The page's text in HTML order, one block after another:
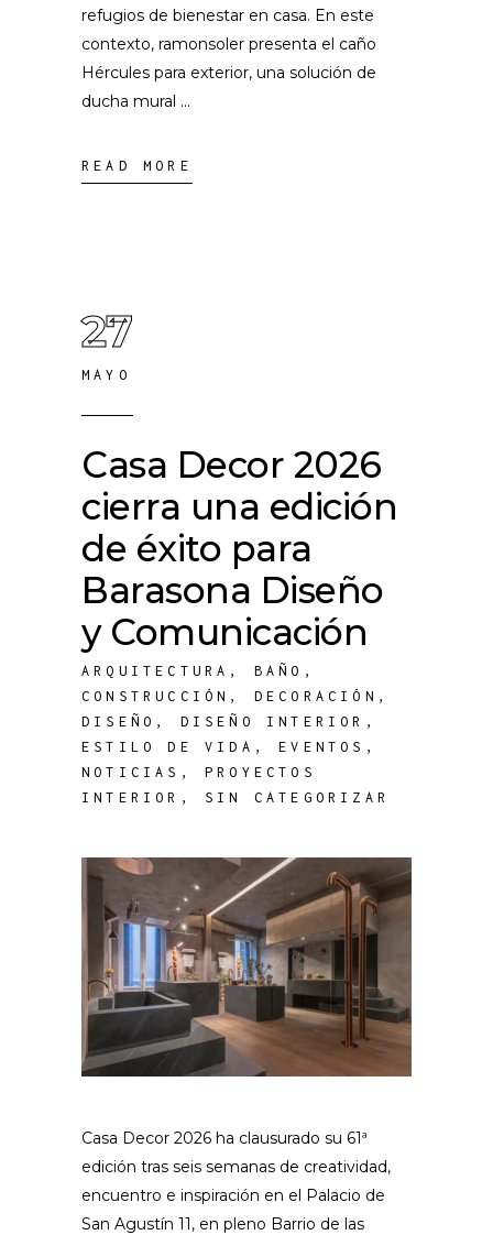
refugios de bienestar en casa. En este
contexto, ramonsoler presenta el caño
Hércules para exterior, una solución de
ducha mural
READ MORE
27
MAYO
Casa Decor 2026
cierra una edición
de éxito para
Barasona Diseño
y Comunicación
ARQUITECTURA , BAÑO ,
CONSTRUCCIÓN , DECORACIÓN ,
DISEÑO , DISEÑO INTERIOR ,
ESTILO DE VIDA ,EVENTOS ,
NOTICIAS ,PROYECTOS
INTERIOR , SIN CATEGORIZAR
Casa Decor 2026 ha clausurado su 61ª
edición tras seis semanas de creatividad,
encuentro e inspiración en el Palacio de
San Agustín 11, en pleno Barrio de las